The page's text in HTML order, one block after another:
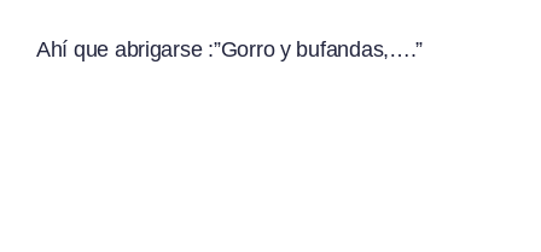
Ahí que abrigarse :”Gorro y bufandas,….”